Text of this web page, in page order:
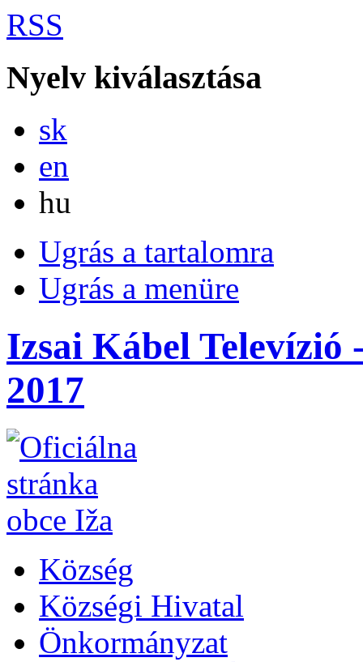
RSS
Nyelv kiválasztása
sk
en
hu
Ugrás a tartalomra
Ugrás a menüre
Izsai Kábel Televízió
2017
Község
Községi Hivatal
Önkormányzat